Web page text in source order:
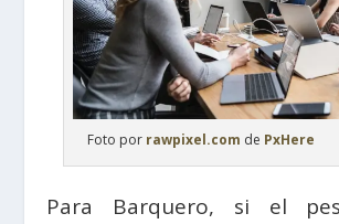
Foto por rawpixel.com de PxHere
Para Barquero, si el